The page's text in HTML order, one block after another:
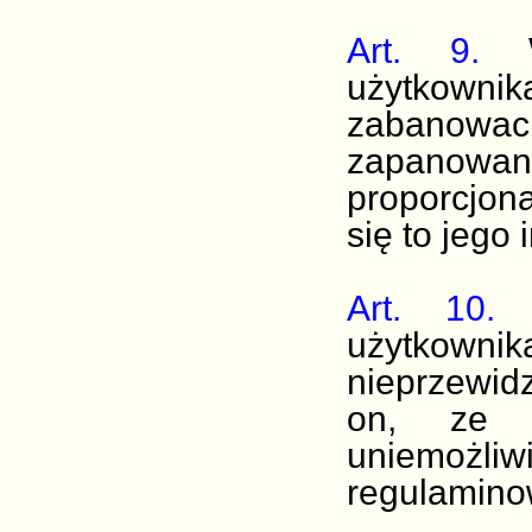
Art. 9.
się to jego
Art. 10.
on, ze